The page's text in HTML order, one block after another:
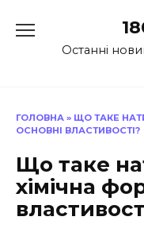
до
Останні
ГОЛОВНА » ЩО ТАКЕ
ОСНОВНІ ВЛАСТИВОСТІ?
Що таке
хімічна